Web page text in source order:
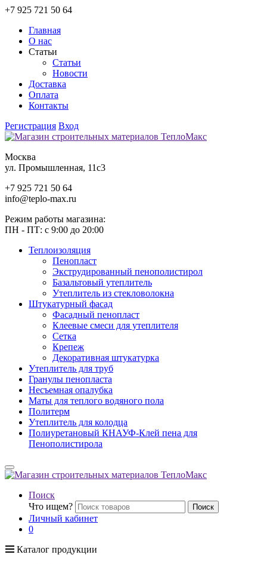
+7 925 721 50 64
Главная
О нас
Статьи
Статьи
Новости
Доставка
Оплата
Контакты
Регистрация Вход
Москва
ул. Промышленная, 11c3
+7 925 721 50 64
info@teplo-max.ru
Режим работы магазина:
ПН - ПТ: с 9:00 до 20:00
Теплоизоляция
Пенопласт
Экструдированный пенополистирол
Базальтовый утеплитель
Утеплитель из стекловолокна
Штукатурный фасад
Фасадный пенопласт
Клеевые смеси для утеплителя
Сетка
Крепеж
Декоративная штукатурка
Утеплитель для труб
Гранулы пенопласта
Несъемная опалубка
Маты для теплого водяного пола
Политерм
Утеплитель для колодца
Полиуретановый КНАУФ-Клей пена для
Пенополистирола
Поиск
Что ищем?
Поиск
Личный кабинет
0
Каталог продукции